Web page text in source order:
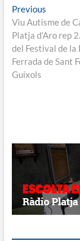
Navegació
PreviousPrevious
post:
Viu Autisme de
Platja d’Aro rep
del Festival de la
Ferrada de Sant
Guíxols